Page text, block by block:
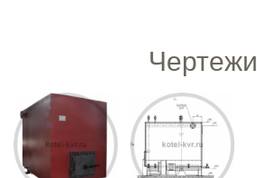
Чертежи